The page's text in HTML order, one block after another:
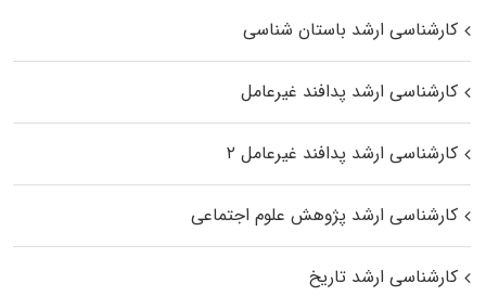
کارشناسی ارشد باستان شناسی
کارشناسی ارشد پدافند غیرعامل
کارشناسی ارشد پدافند غیرعامل ۲
کارشناسی ارشد پژوهش علوم اجتماعی
کارشناسی ارشد تاریخ